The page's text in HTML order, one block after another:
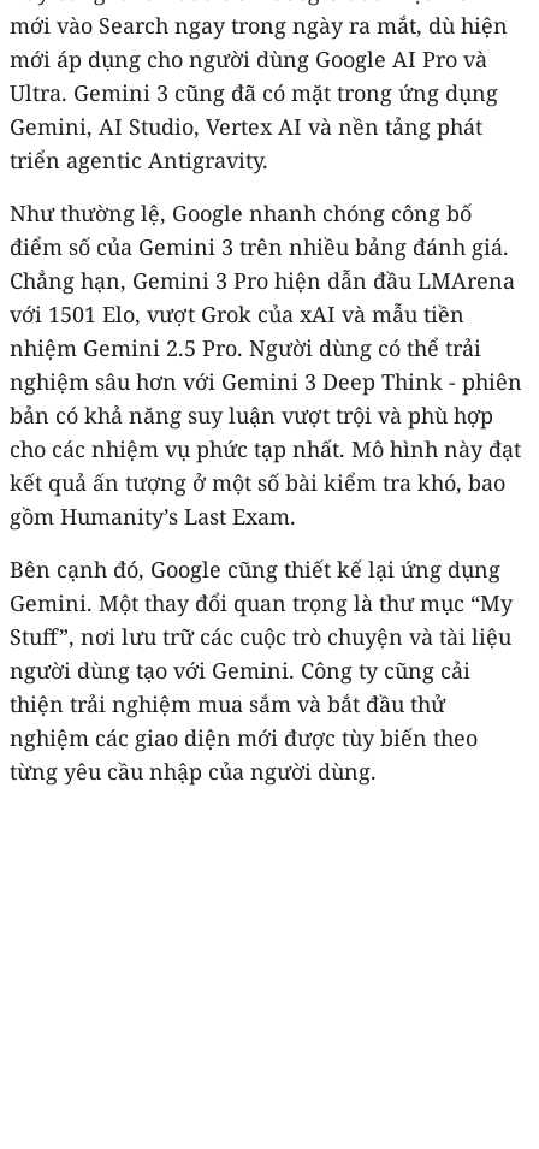
mới vào Search ngay trong ngày ra mắt, dù hiện
mới áp dụng cho người dùng Google AI Pro và
Ultra. Gemini 3 cũng đã có mặt trong ứng dụng
Gemini, AI Studio, Vertex AI và nền tảng phát
triển agentic Antigravity.
Như thường lệ, Google nhanh chóng công bố
điểm số của Gemini 3 trên nhiều bảng đánh giá.
Chẳng hạn, Gemini 3 Pro hiện dẫn đầu LMArena
với 1501 Elo, vượt Grok của xAI và mẫu tiền
nhiệm Gemini 2.5 Pro. Người dùng có thể trải
nghiệm sâu hơn với Gemini 3 Deep Think - phiên
bản có khả năng suy luận vượt trội và phù hợp
cho các nhiệm vụ phức tạp nhất. Mô hình này đạt
kết quả ấn tượng ở một số bài kiểm tra khó, bao
gồm Humanity’s Last Exam.
Bên cạnh đó, Google cũng thiết kế lại ứng dụng
Gemini. Một thay đổi quan trọng là thư mục “My
Stuff”, nơi lưu trữ các cuộc trò chuyện và tài liệu
người dùng tạo với Gemini. Công ty cũng cải
thiện trải nghiệm mua sắm và bắt đầu thử
nghiệm các giao diện mới được tùy biến theo
từng yêu cầu nhập của người dùng.